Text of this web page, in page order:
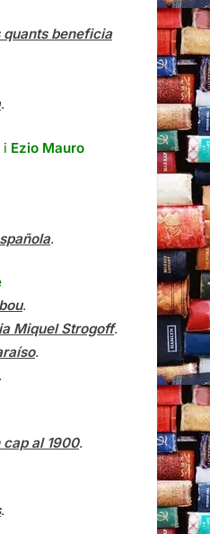
quants beneficia
.
i Ezio Mauro
.
.
Miquel Strogoff.
.
al 1900.
.